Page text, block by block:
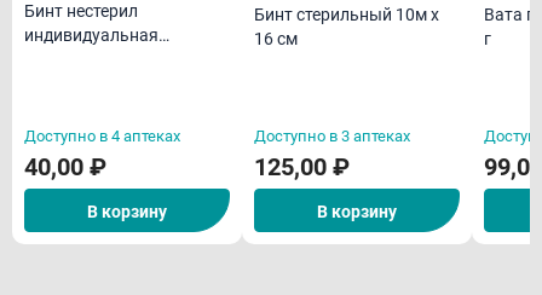
Бинт нестерил
индивидуальная
Доступно в 4 аптеках
40,00 ₽
В корзину
Бинт стерильный 10м х
16 см
Доступно в 3 аптеках
125,00 ₽
В корзину
Вата
г